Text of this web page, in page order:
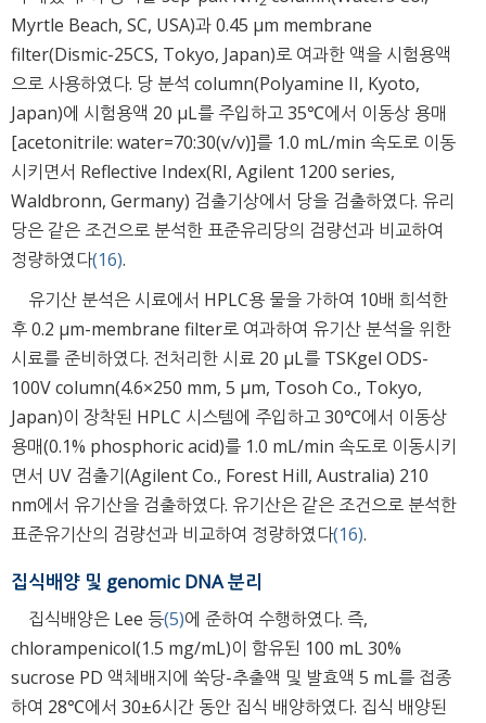
Myrtle Beach, SC, USA)과 0.45 μm membrane
filter(Dismic-25CS, Tokyo, Japan)로 여과한 액을 시험용액
으로 사용하였다. 당 분석 column(Polyamine II, Kyoto,
Japan)에 시험용액 20 μL를 주입하고 35℃에서 이동상 용매
[acetonitrile: water=70:30(v/v)]를 1.0 mL/min 속도로 이동
시키면서 Reflective Index(RI, Agilent 1200 series,
Waldbronn, Germany) 검출기상에서 당을 검출하였다. 유리
당은 같은 조건으로 분석한 표준유리당의 검량선과 비교하여
정량하였다(16).
유기산 분석은 시료에서 HPLC용 물을 가하여 10배 희석한
후 0.2 μm-membrane filter로 여과하여 유기산 분석을 위한
시료를 준비하였다. 전처리한 시료 20 μL를 TSKgel ODS-
100V column(4.6×250 mm, 5 μm, Tosoh Co., Tokyo,
Japan)이 장착된 HPLC 시스템에 주입하고 30℃에서 이동상
용매(0.1% phosphoric acid)를 1.0 mL/min 속도로 이동시키
면서 UV 검출기(Agilent Co., Forest Hill, Australia) 210
nm에서 유기산을 검출하였다. 유기산은 같은 조건으로 분석한
표준유기산의 검량선과 비교하여 정량하였다(16).
집식배양 및 genomic DNA 분리
집식배양은 Lee 등(5)에 준하여 수행하였다. 즉,
chlorampenicol(1.5 mg/mL)이 함유된 100 mL 30%
sucrose PD 액체배지에 쑥당-추출액 및 발효액 5 mL를 접종
하여 28℃에서 30±6시간 동안 집식 배양하였다. 집식 배양된